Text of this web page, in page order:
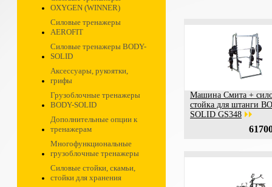
OXYGEN (WINNER)
Силовые тренажеры
AEROFIT
Силовые тренажеры BODY-
SOLID
Аксессуары, рукоятки,
грифы
Грузоблочные тренажеры
BODY-SOLID
Дополнительные опции к
тренажерам
Многофункциональные
грузоблочные тренажеры
Силовые стойки, скамьи,
стойки для хранения
Машина Смита +
стойка для штанги
SOLID GS348